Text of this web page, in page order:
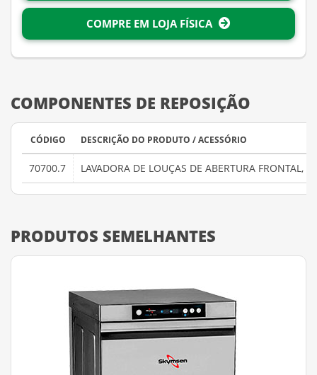
COMPRE EM LOJA FÍSICA
COMPONENTES DE REPOSIÇÃO
CÓDIGO DESCRIÇÃO DO PRODUTO / ACESSÓRIO
70700.7 LAVADORA DE LOUÇAS DE ABERTURA FRONTAL,
PRODUTOS SEMELHANTES